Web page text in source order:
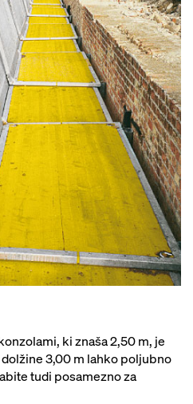
ki znaša 2,50 m, je
3,00 m lahko poljubno
tudi posamezno za